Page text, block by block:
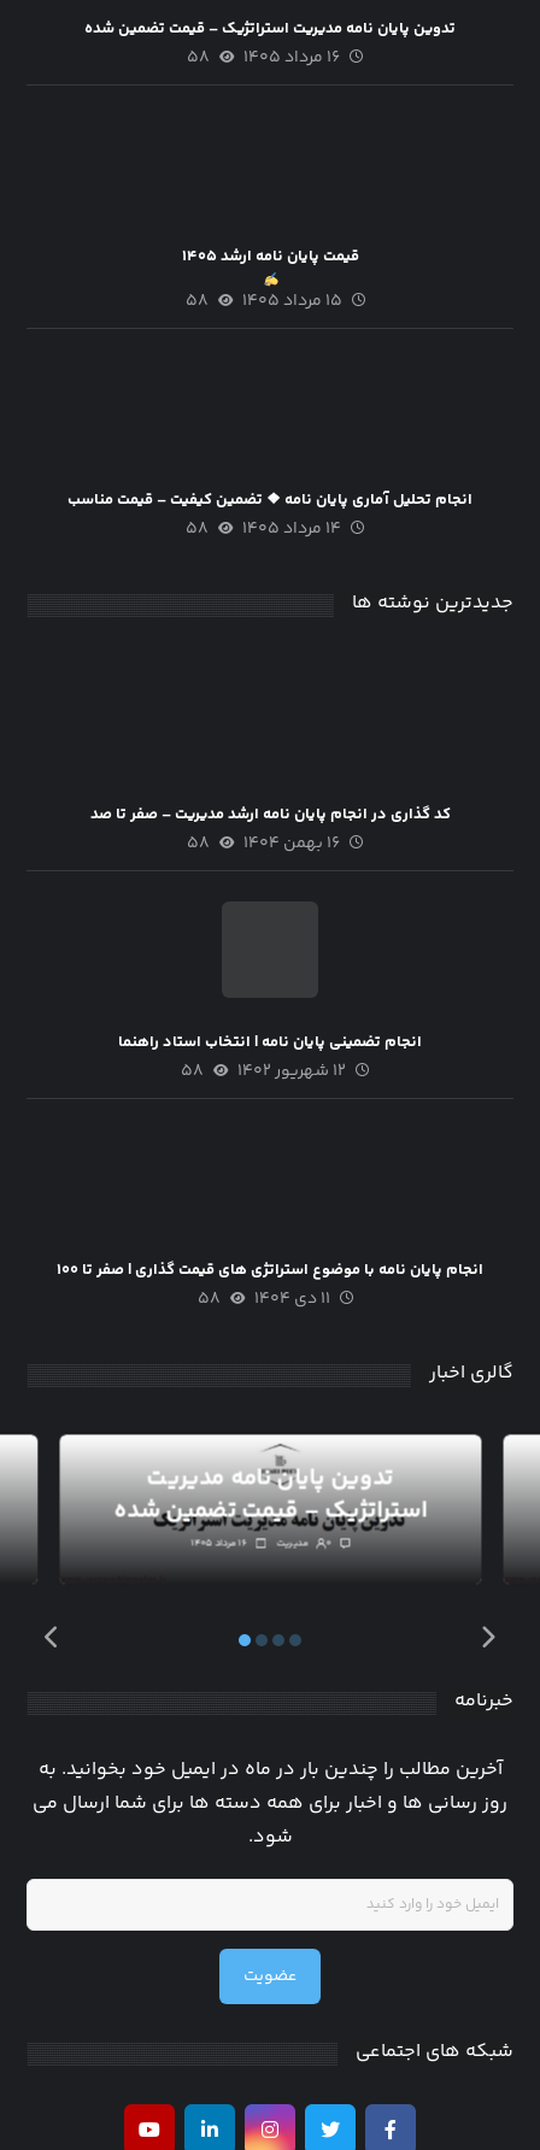
تدوین پایان نامه مدیریت استراتژیک – قیمت تضمین شده
۱۶ مرداد ۱۴۰۵ ۵۸
قیمت پایان نامه ارشد ۱۴۰۵
۱۵ مرداد ۱۴۰۵ ۵۸
انجام تحلیل آماری پایان نامه ❖ تضمین کیفیت – قیمت مناسب
۱۴ مرداد ۱۴۰۵ ۵۸
جدیدترین نوشته ها
کد گذاری در انجام پایان نامه ارشد مدیریت – صفر تا صد
۱۶ بهمن ۱۴۰۴ ۵۸
انجام تضمینی پایان نامه | انتخاب استاد راهنما
۱۲ شهریور ۱۴۰۲ ۵۸
انجام پایان نامه با موضوع استراتژی های قیمت گذاری | صفر تا ۱۰۰
۱۱ دی ۱۴۰۴ ۵۸
گالری اخبار
تدوین پایان نامه مدیریت
استراتژیک – قیمت تضمین شده
۱۶ مرداد ۱۴۰۵ مدیریت ۰
خبرنامه
آخرین مطالب را چندین بار در ماه در ایمیل خود بخوانید. به
روز رسانی ها و اخبار برای همه دسته ها برای شما ارسال می
شود.
عضویت
شبکه های اجتماعی